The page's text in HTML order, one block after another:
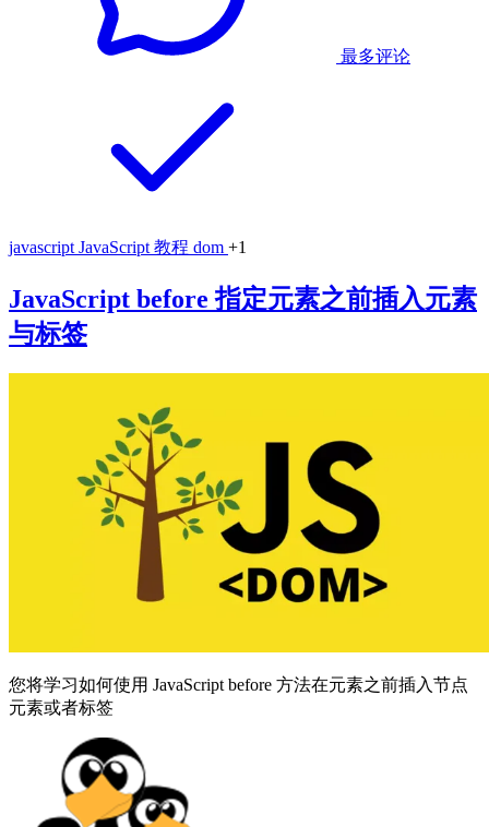
最多评论
javascript JavaScript 教程 dom +1
JavaScript before 指定元素之前插入元素
与标签
您将学习如何使用 JavaScript before 方法在元素之前插入节点
元素或者标签